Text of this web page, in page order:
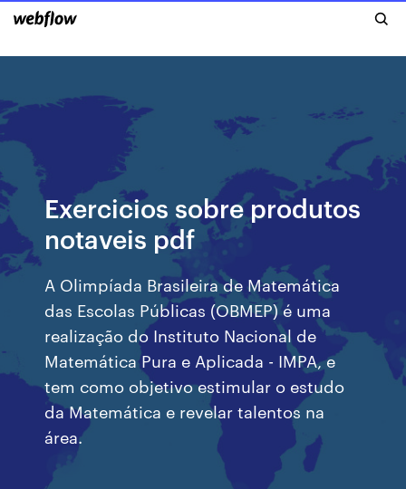
Exercicios sobre produtos
notaveis pdf
A Olimpíada Brasileira de Matemática
das Escolas Públicas (OBMEP) é uma
realização do Instituto Nacional de
Matemática Pura e Aplicada - IMPA, e
tem como objetivo estimular o estudo
da Matemática e revelar talentos na
área.